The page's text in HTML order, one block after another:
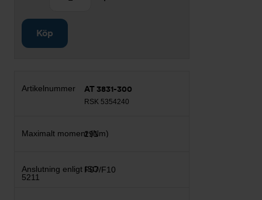
Köp
AT 3831-300
RSK 5354240
291
F07/F10